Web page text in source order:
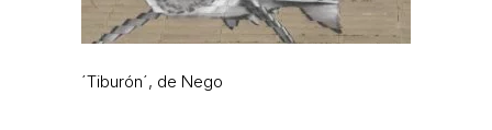
´Tiburón´, de Nego